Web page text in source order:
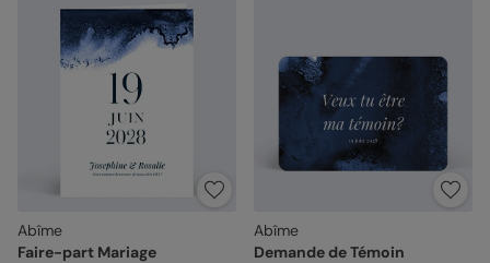
Abîme
Faire-part Mariage
Abîme
Demande de Témoin